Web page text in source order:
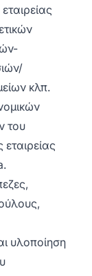
κλπ.
του
υλοποίηση